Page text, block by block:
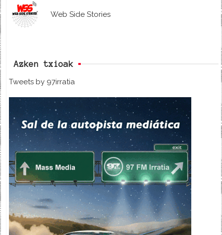
Web Side Stories
Azken txioak
Tweets by 97irratia